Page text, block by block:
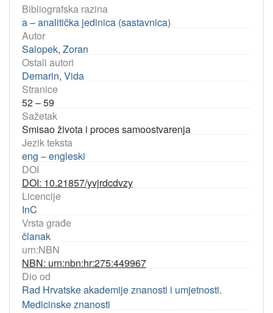
Bibliografska razina
a – analitička jedinica (sastavnica)
Autor
Salopek, Zoran
Ostali autori
Demarin, Vida
Stranice
52 – 59
Sažetak
Smisao života i proces samoostvarenja
Jezik teksta
eng – engleski
DOI
DOI: 10.21857/yvjrdcdvzy
Licencije
InC
Vrsta građe
članak
urn:NBN
NBN: urn:nbn:hr:275:449967
Dio od
Rad Hrvatske akademije znanosti i umjetnosti.
Medicinske znanosti